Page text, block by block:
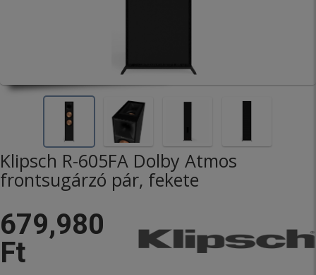
Klipsch R-605FA Dolby Atmos
frontsugárzó pár, fekete
679,980
Ft